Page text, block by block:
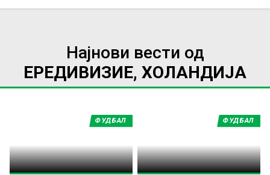
Најнови вести од
ЕРЕДИВИЗИЕ, ХОЛАНДИЈА
ФУДБАЛ ФУДБАЛ